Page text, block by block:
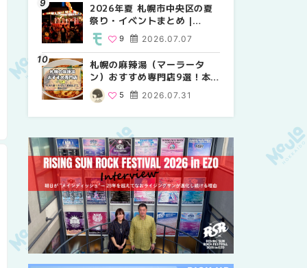
2026年夏 札幌市中央区の夏
祭り・イベントまとめ |
MouLa HOKKAIDO
2026.07.07
9
札幌の麻辣湯（マーラータ
ン）おすすめ専門店9選！本
場の量り売りから最新店まで
徹底比較 | MouLa
2026.07.31
5
2026年夏 札幌市中央区の夏
祭り・イベントまとめ |
9
2026年夏 恵庭市・千歳市の
夏祭り・イベントまとめ |
9
【新千歳空港】新カードラウ
ンジが開業。「SUPER
ラウンジアネックス）」をご
紹介！！ | MouLa
HOKKAIDO
18
2026年夏 札幌市南区の夏祭
り・イベントまとめ |
8